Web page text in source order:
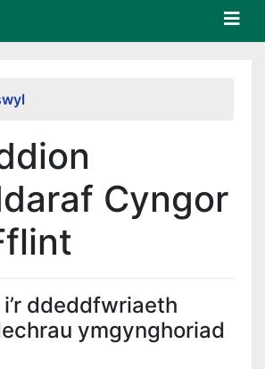
Cyngor
ddeddfwriaeth
ymgynghoriad